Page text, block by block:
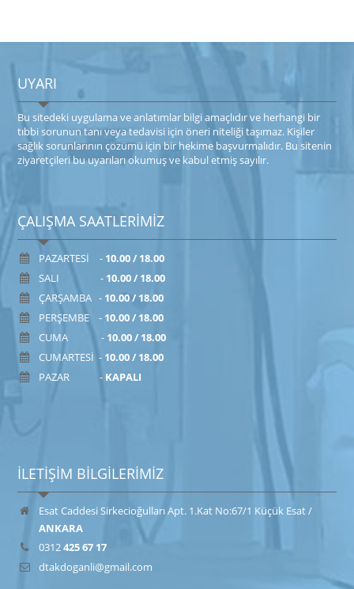
UYARI
Bu sitede​ki​​ uygulama ve anlatımlar ​bilgi amaçlıdır ve herhangi bir
tıbbi sorunun tanı veya tedavisi için öneri niteliği taşımaz. Kişiler
sağlık sorunlarının çözümü için bir hekime başvurmalıdır. Bu sitenin
ziyaretçileri bu uyarıları okumuş ve kabul etmiş sayılır.
ÇALIŞMA SAATLERİMİZ
PAZARTESİ - 10.00 / 18.00
SALI - 10.00 / 18.00
ÇARŞAMBA - 10.00 / 18.00
PERŞEMBE - 10.00 / 18.00
CUMA - 10.00 / 18.00
CUMARTESİ - 10.00 / 18.00
PAZAR - KAPALI
İLETİŞİM BİLGİLERİMİZ
Esat Caddesi Sirkecioğulları Apt. 1.Kat No:67/1 Küçük Esat /
ANKARA
0312425 67 17
dtakdoganli@gmail.com